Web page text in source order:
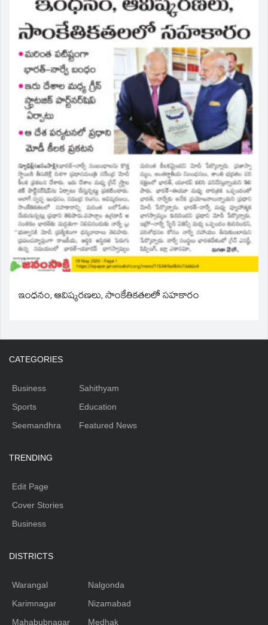
ఇంధనం, ఆవిష్కరణలు, సాంకేతికతలలో సహకారం
CATEGORIES
Business
Sports
Seemandhra
Sahithyam
Education
Featured News
TRENDING
Edit Page
Cover Stories
Business
DISTRICTS
Warangal
Karimnagar
Mahabubnagar
Nalgonda
Nizamabad
Medhak